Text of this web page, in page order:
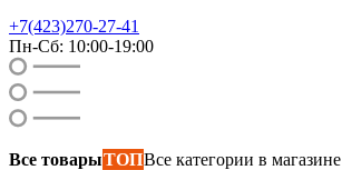
+7(423)270-27-41
Пн-Сб: 10:00-19:00
Все товарыТОПВсе категории в магазине